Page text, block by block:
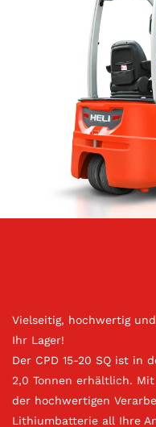
Vielseitig, hochwertig
Ihr Lager!
Der CPD 15-20 SQ ist in
2,0 Tonnen erhältlich.
der hochwertigen
Lithiumbatterie all Ihre